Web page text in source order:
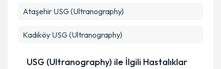
Ataşehir USG (Ultranography)
Kadıköy USG (Ultranography)
USG (Ultranography) ile İlgili Hastalıklar